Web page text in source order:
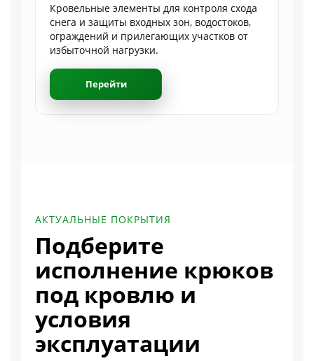
Кровельные элементы для контроля схода
снега и защиты входных зон, водостоков,
ограждений и прилегающих участков от
избыточной нагрузки.
Перейти
АКТУАЛЬНЫЕ ПОКРЫТИЯ
Подберите
исполнение крюков
под кровлю и
условия
эксплуатации